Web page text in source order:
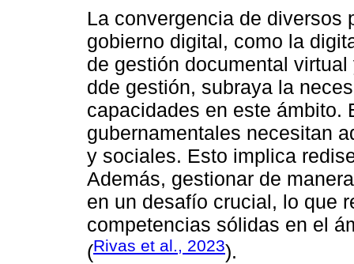
La convergencia de diversos
gobierno digital, como la
de gestión documental
dde gestión, subraya la
capacidades en este ámbito.
gubernamentales necesitan
y sociales. Esto implica
Además, gestionar de
en un desafío crucial, lo que
competencias sólidas en el
(Rivas et al., 2023).